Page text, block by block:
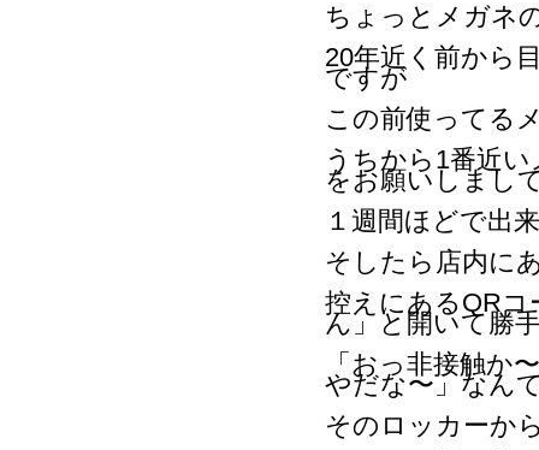
ちょっとメガネ
20年近く前から
ですが
この前使ってる
うちから1番近
をお願いしまし
１週間ほどで出
そしたら店内に
控えにあるQR
ん」と開いて勝
「おっ非接触か
やだな〜」なん
そのロッカーか